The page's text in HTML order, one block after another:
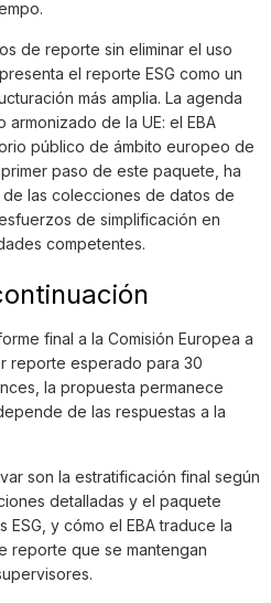
de reporte sin eliminar el uso
el reporte ESG como un
más amplia. La agenda
armonizado de la UE: el EBA
público de ámbito europeo de
paso de este paquete, ha
las colecciones de datos de
de simplificación en
competentes.
final a la Comisión Europea a
reporte esperado para 30
la propuesta permanece
de las respuestas a la
son la estratificación final según
detalladas y el paquete
y cómo el EBA traduce la
reporte que se mantengan